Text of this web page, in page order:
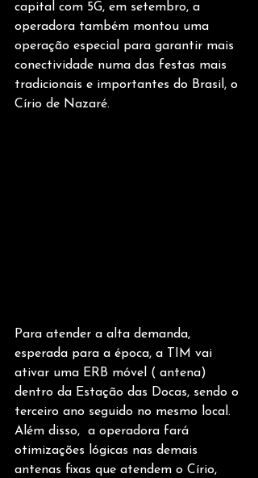
capital com 5G, em setembro, a
operadora também montou uma
operação especial para garantir mais
conectividade numa das festas mais
tradicionais e importantes do Brasil, o
Círio de Nazaré.
Para atender a alta demanda,
esperada para a época, a TIM vai
ativar uma ERB móvel ( antena)
dentro da Estação das Docas, sendo o
terceiro ano seguido no mesmo local.
Além disso,  a operadora fará
otimizações lógicas nas demais
antenas fixas que atendem o Círio,